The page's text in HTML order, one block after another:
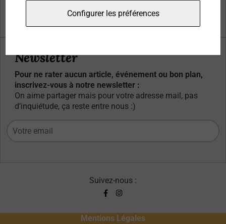
Newsletter
Pour ne rater aucun article, événement ou bon plan,
inscrivez-vous à notre newsletter :
On aime partager mais pour votre adresse mail, pas
d’inquiétude, ça reste entre nous :)
Suivez-nous :
Mentions Légales
Configurer les préférences